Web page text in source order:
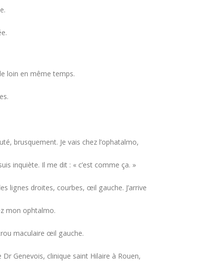
loin en même temps.
brusquement. Je vais chez l’ophatalmo,
inquiète. Il me dit : « c’est comme ça. »
lignes droites, courbes, œil gauche. J’arrive
mon ophtalmo.
maculaire œil gauche.
Dr Genevois, clinique saint Hilaire à Rouen,
d'adhésion à l'association MYopiA